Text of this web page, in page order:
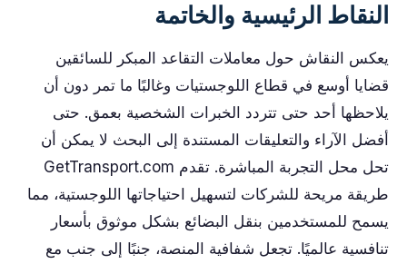
النقاط الرئيسية والخاتمة
يعكس النقاش حول معاملات التقاعد المبكر للسائقين
قضايا أوسع في قطاع اللوجستيات وغالبًا ما تمر دون أن
يلاحظها أحد حتى تتردد الخبرات الشخصية بعمق. حتى
أفضل الآراء والتعليقات المستندة إلى البحث لا يمكن أن
تحل محل التجربة المباشرة. تقدم GetTransport.com
طريقة مريحة للشركات لتسهيل احتياجاتها اللوجستية، مما
يسمح للمستخدمين بنقل البضائع بشكل موثوق بأسعار
تنافسية عالميًا. تجعل شفافية المنصة، جنبًا إلى جنب مع